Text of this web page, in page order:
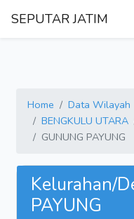
SEPUTAR JATIM
Home Data Wilayah
BENGKULU UTARA
GUNUNG PAYUNG
Kelurahan/
PAYUNG